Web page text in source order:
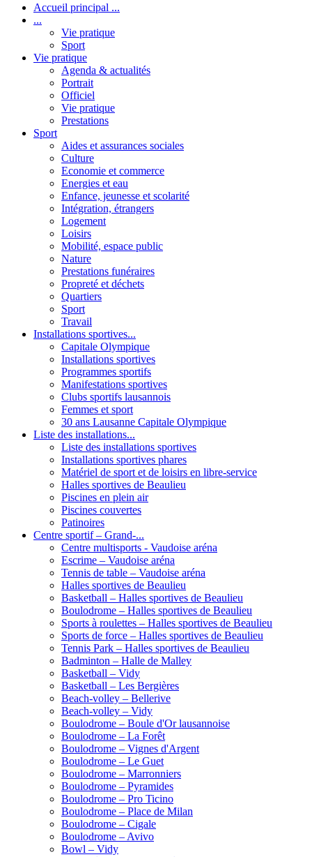
Accueil principal ...
...
Vie pratique
Sport
Vie pratique
Agenda & actualités
Portrait
Officiel
Vie pratique
Prestations
Sport
Aides et assurances sociales
Culture
Economie et commerce
Energies et eau
Enfance, jeunesse et scolarité
Intégration, étrangers
Logement
Loisirs
Mobilité, espace public
Nature
Prestations funéraires
Propreté et déchets
Quartiers
Sport
Travail
Installations sportives...
Capitale Olympique
Installations sportives
Programmes sportifs
Manifestations sportives
Clubs sportifs lausannois
Femmes et sport
30 ans Lausanne Capitale Olympique
Liste des installations...
Liste des installations sportives
Installations sportives phares
Matériel de sport et de loisirs en libre-service
Halles sportives de Beaulieu
Piscines en plein air
Piscines couvertes
Patinoires
Centre sportif – Grand-...
Centre multisports - Vaudoise aréna
Escrime – Vaudoise aréna
Tennis de table – Vaudoise aréna
Halles sportives de Beaulieu
Basketball – Halles sportives de Beaulieu
Boulodrome – Halles sportives de Beaulieu
Sports à roulettes – Halles sportives de Beaulieu
Sports de force – Halles sportives de Beaulieu
Tennis Park – Halles sportives de Beaulieu
Badminton – Halle de Malley
Basketball – Vidy
Basketball – Les Bergières
Beach-volley – Bellerive
Beach-volley – Vidy
Boulodrome – Boule d'Or lausannoise
Boulodrome – La Forêt
Boulodrome – Vignes d'Argent
Boulodrome – Le Guet
Boulodrome – Marronniers
Boulodrome – Pyramides
Boulodrome – Pro Ticino
Boulodrome – Place de Milan
Boulodrome – Cigale
Boulodrome – Avivo
Bowl – Vidy